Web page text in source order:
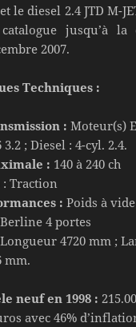
le diesel 2.4 JTD M-
jusqu’à la
2007.
Techniques :
: Moteur(s)
3.2 ; Diesel : 4-cyl. 2.4.
: 140 à 240 ch
: Traction
:Poids à
Berline 4 portes
Longueur 4720 mm ;
mm.
neuf en 1998 :
avec 46%